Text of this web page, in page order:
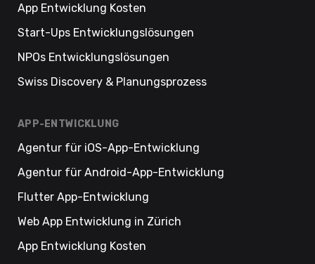
App Entwicklung Kosten
Start-Ups Entwicklungslösungen
NPOs Entwicklungslösungen
Swiss Discovery & Planungsprozess
APP-ENTWICKLUNG
Agentur für iOS-App-Entwicklung
Agentur für Android-App-Entwicklung
Flutter App-Entwicklung
Web App Entwicklung in Zürich
App Entwicklung Kosten